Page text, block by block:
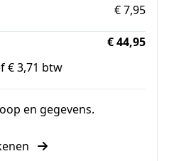
€ 7,95
€ 44,95
€ 3,71 btw
en gegevens.